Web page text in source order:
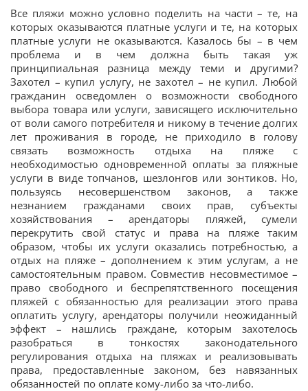
Все пляжи можно условно поделить на части – те, на
которых оказываются платные услуги и те, на которых
платные услуги не оказываются. Казалось бы – в чем
проблема и в чем должна быть такая уж
принципиальная разница между теми и другими?
Захотел – купил услугу, не захотел – не купил. Любой
гражданин осведомлен о возможности свободного
выбора товара или услуги, зависящего исключительно
от воли самого потребителя и никому в течение долгих
лет проживания в городе, не приходило в голову
связать возможность отдыха на пляже с
необходимостью одновременной оплаты за пляжные
услуги в виде топчанов, шезлонгов или зонтиков. Но,
пользуясь несовершенством законов, а также
незнанием гражданами своих прав, субъекты
хозяйствования – арендаторы пляжей, сумели
перекрутить свой статус и права на пляже таким
образом, чтобы их услуги оказались потребностью, а
отдых на пляже – дополнением к этим услугам, а не
самостоятельным правом. Совместив несовместимое –
право свободного и беспрепятственного посещения
пляжей с обязанностью для реализации этого права
оплатить услугу, арендаторы получили неожиданный
эффект – нашлись граждане, которым захотелось
разобраться в тонкостях законодательного
регулирования отдыха на пляжах и реализовывать
права, предоставленные законом, без навязанных
обязанностей по оплате кому-либо за что-либо.